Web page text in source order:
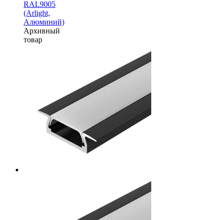
RAL9005
(Arlight,
Алюминий)
Архивный
товар